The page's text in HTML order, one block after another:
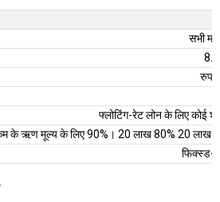
सभी
फ्लोटिंग-रेट लोन के लिए कोई
के ऋण मूल्य के लिए 90%। 20 लाख 80% 20
फिक्स्ड-